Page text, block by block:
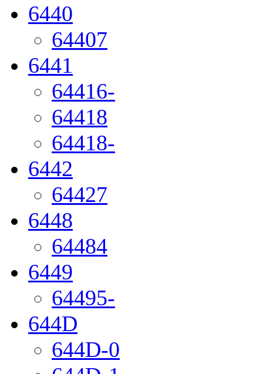
6440
64407
6441
64416-
64418
64418-
6442
64427
6448
64484
6449
64495-
644D
644D-0